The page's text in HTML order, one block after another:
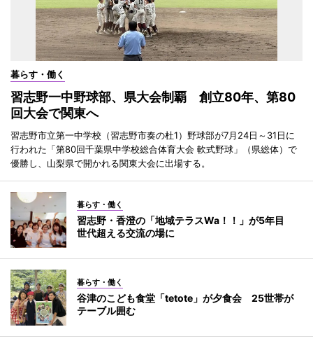
暮らす・働く
習志野一中野球部、県大会制覇 創立80年、第80
回大会で関東へ
習志野市立第一中学校（習志野市奏の杜1）野球部が7月24日～31日に
行われた「第80回千葉県中学校総合体育大会 軟式野球」（県総体）で
優勝し、山梨県で開かれる関東大会に出場する。
暮らす・働く
習志野・香澄の「地域テラスWa！！」が5年目
世代超える交流の場に
暮らす・働く
谷津のこども食堂「tetote」が夕食会 25世帯が
テーブル囲む